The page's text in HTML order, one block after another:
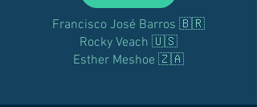
Francisco José Barros 🇧🇷
Rocky Veach 🇺🇸
Esther Meshoe 🇿🇦